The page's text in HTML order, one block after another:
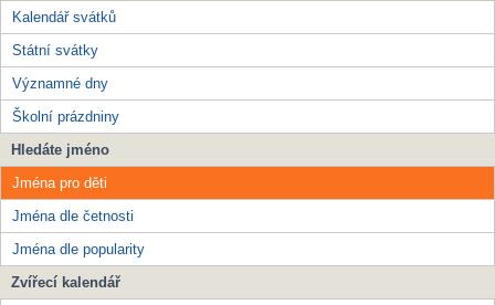
Kalendář svátků
Státní svátky
Významné dny
Školní prázdniny
Hledáte jméno
Jména pro děti
Jména dle četnosti
Jména dle popularity
Zvířecí kalendář